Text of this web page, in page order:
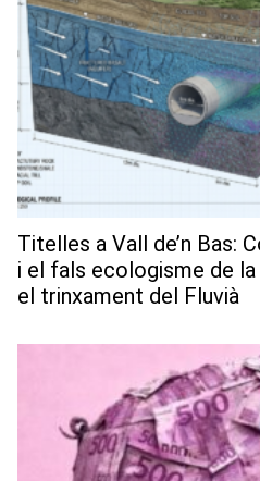
Titelles a Vall de’n Bas:
i el fals ecologisme de
el trinxament del Fluvià